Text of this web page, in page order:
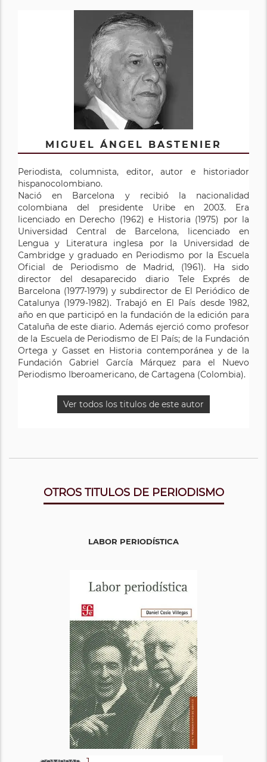
MIGUEL ÁNGEL BASTENIER
Periodista, columnista, editor, autor e historiador
hispanocolombiano.
Nació en Barcelona y recibió la nacionalidad
colombiana del presidente Uribe en 2003. Era
licenciado en Derecho (1962) e Historia (1975) por la
Universidad Central de Barcelona, licenciado en
Lengua y Literatura inglesa por la Universidad de
Cambridge y graduado en Periodismo por la Escuela
Oficial de Periodismo de Madrid, (1961). Ha sido
director del desaparecido diario Tele Exprés de
Barcelona (1977-1979) y subdirector de El Periódico de
Catalunya (1979-1982). Trabajó en El País desde 1982,
año en que participó en la fundación de la edición para
Cataluña de este diario. Además ejerció como profesor
de la Escuela de Periodismo de El País; de la Fundación
Ortega y Gasset en Historia contemporánea y de la
Fundación Gabriel García Márquez para el Nuevo
Periodismo Iberoamericano, de Cartagena (Colombia).
Ver todos los titulos de este autor
OTROS TITULOS DE PERIODISMO
LABOR PERIODÍSTICA